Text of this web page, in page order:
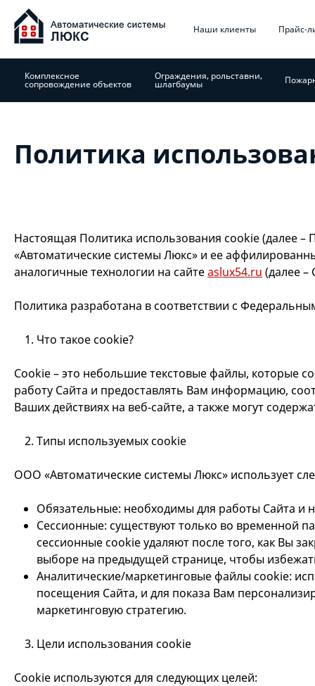
Jump
navigation
Главное
меню
Наши клиенты Прайс-
Комплексное
сопровождение объектов
Ограждения, рольставни,
шлагбаумы
Политика
Настоящая Политика использования cookie (далее
«Автоматические системы Люкс» и ее
аналогичные технологии на сайтеaslux54.ru (далее –
Политика разработана в соответствии с
Что такое cookie?
Cookie – это небольшие текстовые файлы, которые
работу Сайта и предоставлять Вам информацию,
Ваших действиях на веб-сайте, а также могут
Типы используемых cookie
ООО «Автоматические системы Люкс» использует
Обязательные: необходимы для работы Сайта и
Сессионные: существуют только во временной
сессионные cookie удаляют после того, как Вы
выборе на предыдущей странице, чтобы
Аналитические/маркетинговые файлы cookie:
посещения Сайта, и для показа Вам
маркетинговую стратегию.
Цели использования cookie
Cookie используются для следующих целей: